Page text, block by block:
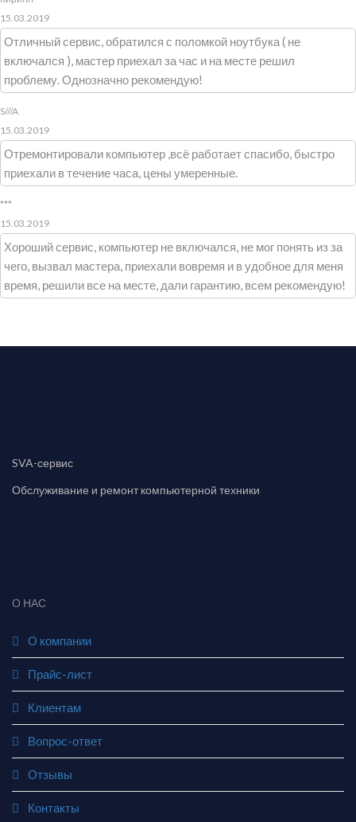
15.03.2019
Отличный сервис, обратился с поломкой ноутбука ( не
включался ), мастер приехал за час и на месте решил
проблему. Однозначно рекомендую!
S///A
15.03.2019
Отремонтировали компьютер ,всё работает спасибо, быстро
приехали в течение часа, цены умеренные.
***
15.03.2019
Хороший сервис, компьютер не включался, не мог понять из за
чего, вызвал мастера, приехали вовремя и в удобное для меня
время, решили все на месте, дали гарантию, всем рекомендую!
SVA-сервис
Обслуживание и ремонт компьютерной техники
О НАС
О компании
Прайс-лист
Клиентам
Вопрос-ответ
Отзывы
Контакты